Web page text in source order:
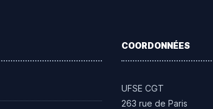
COORDONNÉES
UFSE CGT
263 rue de Paris